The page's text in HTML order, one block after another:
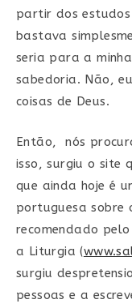
partir dos
bastava
seria para a
sabedoria. Não,
coisas de Deus.
Então, nós
isso, surgiu o site
que ainda hoje é
portuguesa
recomendado
a Liturgia (
surgiu
pessoas e a